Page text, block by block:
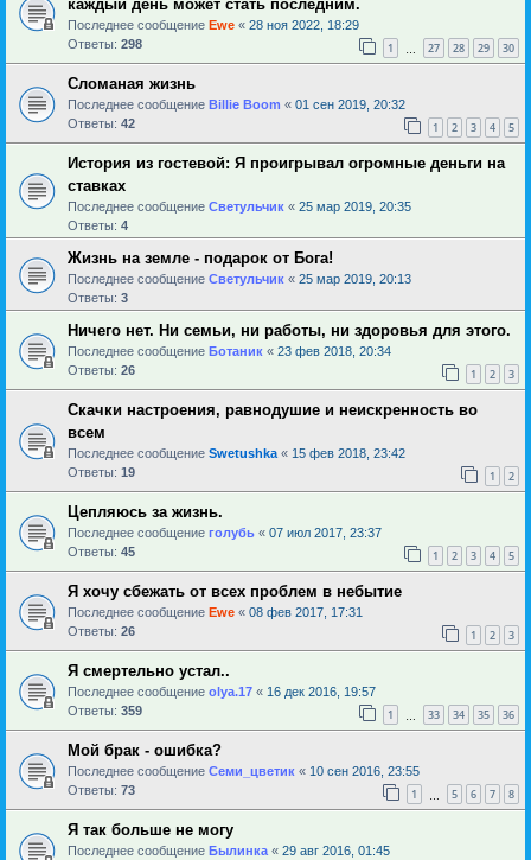
каждый день может стать последним.
Последнее сообщение Ewe « 28 ноя 2022, 18:29
Ответы: 298 1 27 28 29 30
Сломаная жизнь
Последнее сообщение Billie Boom « 01 сен 2019, 20:32
Ответы: 42 1 2 3 4 5
История из гостевой: Я проигрывал огромные деньги на
ставках
Последнее сообщение Светульчик « 25 мар 2019, 20:35
Ответы: 4
Жизнь на земле - подарок от Бога!
Последнее сообщение Светульчик « 25 мар 2019, 20:13
Ответы: 3
Ничего нет. Ни семьи, ни работы, ни здоровья для этого.
Последнее сообщение Ботаник « 23 фев 2018, 20:34
Ответы: 26 1 2 3
Скачки настроения, равнодушие и неискренность во
всем
Последнее сообщение Swetushka « 15 фев 2018, 23:42
Ответы: 19 1 2
Цепляюсь за жизнь.
Последнее сообщение голубь « 07 июл 2017, 23:37
Ответы: 45 1 2 3 4 5
Я хочу сбежать от всех проблем в небытие
Последнее сообщение Ewe « 08 фев 2017, 17:31
Ответы: 26 1 2 3
Я смертельно устал..
Последнее сообщение olya.17 « 16 дек 2016, 19:57
Ответы: 359 1 33 34 35 36
Мой брак - ошибка?
Последнее сообщение Семи_цветик « 10 сен 2016, 23:55
Ответы: 73 1 5 6 7 8
Я так больше не могу
Последнее сообщение Былинка « 29 авг 2016, 01:45